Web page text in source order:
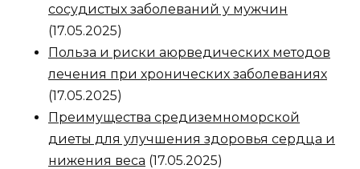
сосудистых заболеваний у мужчин
(17.05.2025)
Польза и риски аюрведических методов
лечения при хронических заболеваниях
(17.05.2025)
Преимущества средиземноморской
диеты для улучшения здоровья сердца и
нижения веса (17.05.2025)